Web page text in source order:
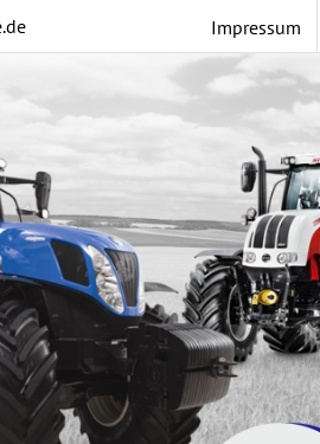
Impressum